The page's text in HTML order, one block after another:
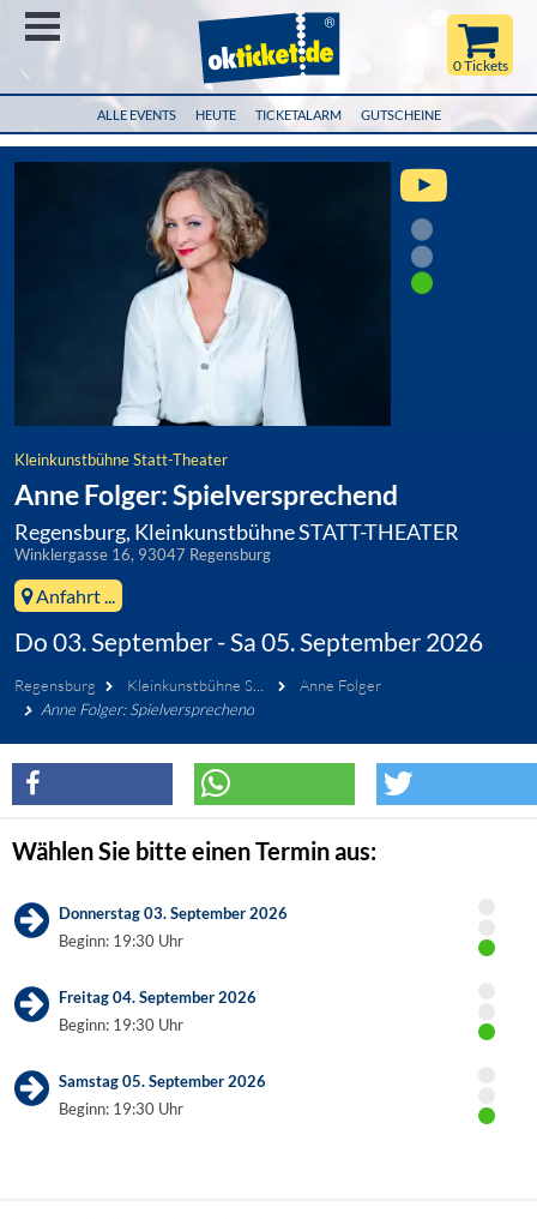
ALLE EVENTS HEUTE TICKETALARM GUTSCHEINE
0 Tickets
Kleinkunstbühne Statt-Theater
Anne Folger: Spielversprechend
Regensburg, Kleinkunstbühne STATT-THEATER
Winklergasse 16, 93047 Regensburg
Anfahrt ...
Do 03. September - Sa 05. September 2026
Regensburg Kleinkunstbühne STATT-THEATER
Anne Folger
Anne Folger: Spielversprechend
Wählen Sie bitte einen Termin aus:
Donnerstag 03. September 2026
Beginn: 19:30 Uhr
Freitag 04. September 2026
Beginn: 19:30 Uhr
Samstag 05. September 2026
Beginn: 19:30 Uhr